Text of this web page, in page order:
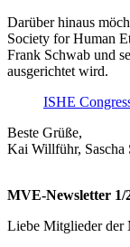
Darüber hinaus
Society for Human
Frank Schwab und
ausgerichtet wird.
ISHE
Beste Grüße,
Kai Willführ, Sascha
MVE-Newsletter 1/
Liebe Mitglieder der